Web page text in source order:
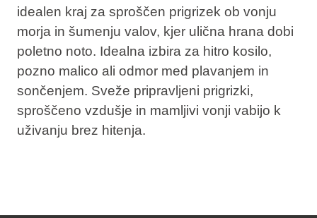
idealen kraj za sproščen prigrizek ob vonju
morja in šumenju valov, kjer ulična hrana dobi
poletno noto. Idealna izbira za hitro kosilo,
pozno malico ali odmor med plavanjem in
sončenjem. Sveže pripravljeni prigrizki,
sproščeno vzdušje in mamljivi vonji vabijo k
uživanju brez hitenja.